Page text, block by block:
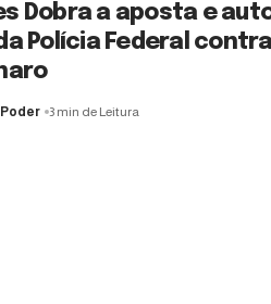
Dobra a aposta e
Polícia Federal
3 min de Leitura